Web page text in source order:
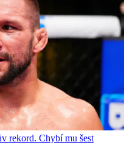
rekord. Chybí mu šest